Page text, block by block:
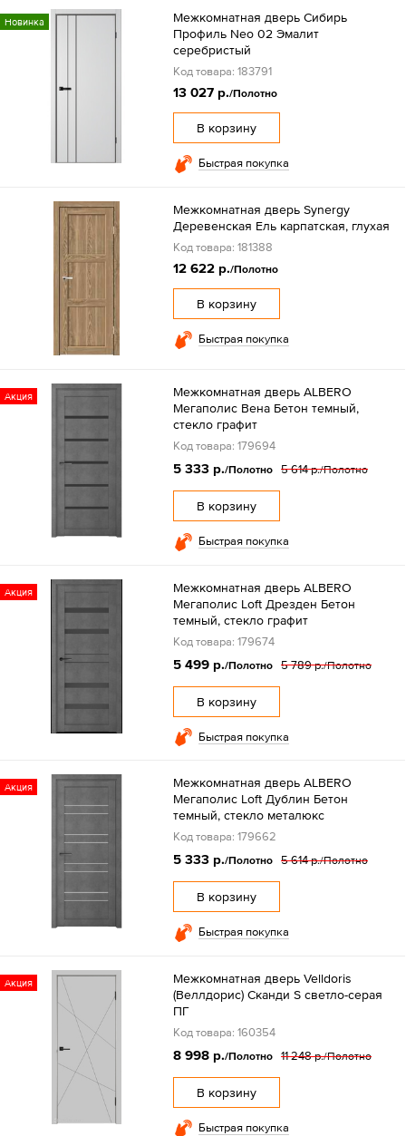
Новинка
Межкомнатная дверь Сибирь
Профиль Neo 02 Эмалит
серебристый
Код товара: 183791
13 027 р./Полотно
В корзину
Быстрая покупка
Межкомнатная дверь Synergy
Деревенская Ель карпатская, глухая
Код товара: 181388
12 622 р./Полотно
В корзину
Быстрая покупка
Акция
Межкомнатная дверь ALBERO
Мегаполис Вена Бетон темный,
стекло графит
Код товара: 179694
5 333 р./Полотно 5 614 р./Полотно
В корзину
Быстрая покупка
Акция
Межкомнатная дверь ALBERO
Мегаполис Loft Дрезден Бетон
темный, стекло графит
Код товара: 179674
5 499 р./Полотно 5 789 р./Полотно
В корзину
Быстрая покупка
Акция
Межкомнатная дверь ALBERO
Мегаполис Loft Дублин Бетон
темный, стекло металюкс
Код товара: 179662
5 333 р./Полотно 5 614 р./Полотно
В корзину
Быстрая покупка
Акция
Межкомнатная дверь Velldoris
(Веллдорис) Сканди S светло-серая
ПГ
Код товара: 160354
8 998 р./Полотно 11 248 р./Полотно
В корзину
Быстрая покупка